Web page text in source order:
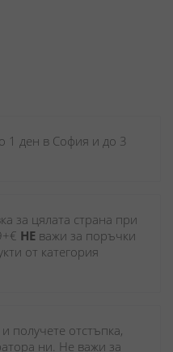
1 ден в София и до 3
за цялата страна при
НЕ важи за поръчки
от категория
получете отстъпка,
ни. Не важи за